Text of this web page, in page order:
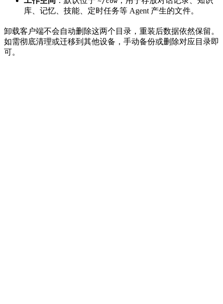
库、记忆、技能、定时任务等 Agent 产生的文件。
卸载客户端不会自动删除这两个目录，重装后数据依然保留。
如需彻底清理或迁移到其他设备，手动备份或删除对应目录即
可。